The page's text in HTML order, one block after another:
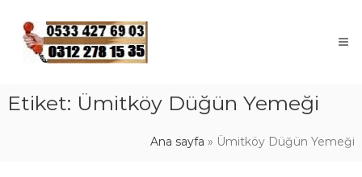
content
Etiket: Ümitköy Düğün Yemeği
Ana sayfa » Ümitköy Düğün Yemeği